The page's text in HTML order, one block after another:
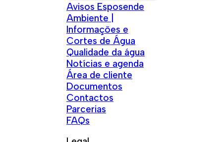
Avisos Esposende
Ambiente |
Informações e
Cortes de Água
Qualidade da água
Notícias e agenda
Área de cliente
Documentos
Contactos
Parcerias
FAQs